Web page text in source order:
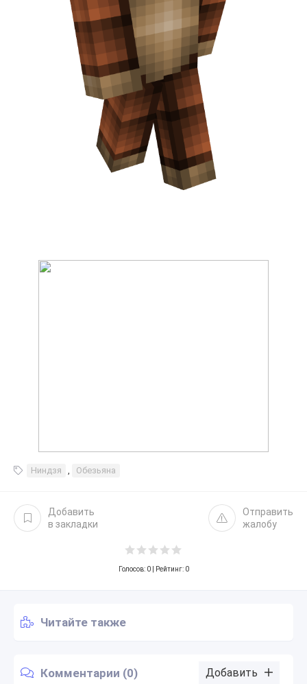
Ниндзя , Обезьяна
Добавить
в закладки
Отправить
жалобу
Голосов: 0| Рейтинг: 0
Читайте также
Комментарии (0) Добавить